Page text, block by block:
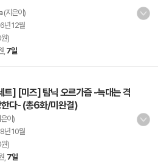
(지은이)
년 12월
)
, 7일
트] [미즈] 탐닉 오르가즘 -늑대는 격
한다- (총6화/미완결)
이)
년 10월
)
, 7일